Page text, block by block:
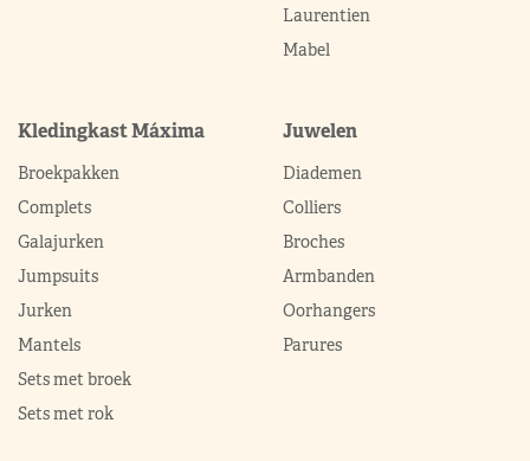
Laurentien
Mabel
Kledingkast Máxima
Broekpakken
Complets
Galajurken
Jumpsuits
Jurken
Mantels
Sets met broek
Sets met rok
Juwelen
Diademen
Colliers
Broches
Armbanden
Oorhangers
Parures